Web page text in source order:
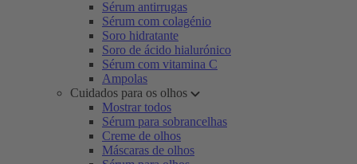
Sérum antirrugas
Sérum com colagénio
Soro hidratante
Soro de ácido hialurónico
Sérum com vitamina C
Ampolas
Cuidados para os olhos
Mostrar todos
Sérum para sobrancelhas
Creme de olhos
Máscaras de olhos